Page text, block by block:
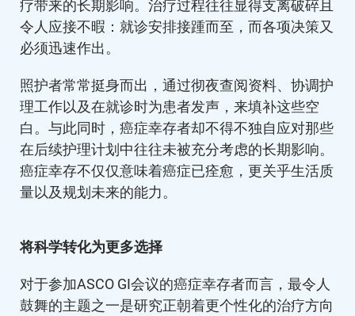
疗带来的长期影响。治疗过程往往显得支离破碎且
令人应接不暇：就诊安排接踵而至，而各项决策又
必须迅速作出。
照护者常常挺身而出，通过彻夜查阅资料、协调护
理工作以及在就诊时为患者发声，来填补这些空
白。与此同时，癌症幸存者却不得不独自应对那些
在后续护理计划中往往未被充分考虑的长期影响。
癌症幸存不仅仅意味着癌症已痊愈，更关乎生活质
量以及规划未来的能力。
将科学转化为更多选择
对于参加ASCO GI会议的癌症幸存者而言，最令人
鼓舞的主题之一是研究正朝着更个性化的治疗方向